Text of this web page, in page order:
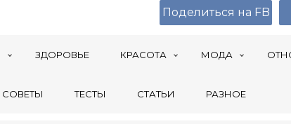
ЗДОРОВЬЕ КРАСОТА МОДА
СОВЕТЫ ТЕСТЫ СТАТЬИ РАЗНОЕ
Поделиться на FB